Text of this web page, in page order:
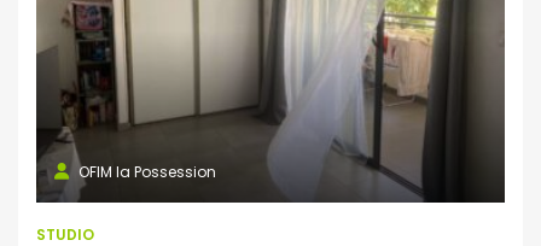
OFIM la Possession
STUDIO